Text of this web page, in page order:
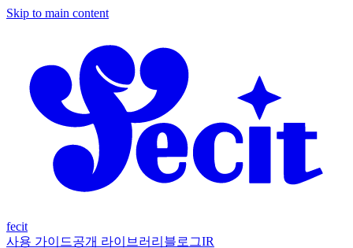
Skip to main content
fecit
사용 가이드공개 라이브러리 블로그IR